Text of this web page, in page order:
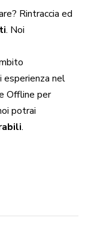
Rintraccia ed
. Noi
esperienza nel
Offline per
potrai
.